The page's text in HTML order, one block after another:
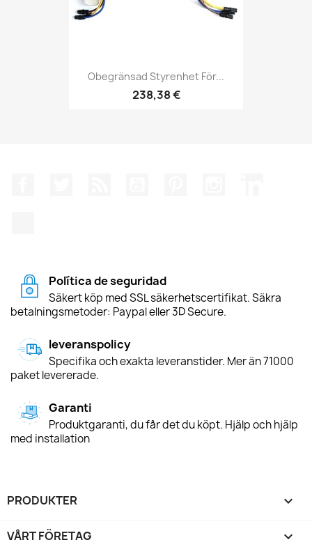
Obegränsad Styrenhet För...
238,38 €
Política de seguridad
Säkert köp med SSL säkerhetscertifikat. Säkra
betalningsmetoder: Paypal eller 3D Secure.
leveranspolicy
Specifika och exakta leveranstider. Mer än 71000
paket levererade.
Garanti
Produktgaranti, du får det du köpt. Hjälp och hjälp
med installation
PRODUKTER 
VÅRT FÖRETAG 